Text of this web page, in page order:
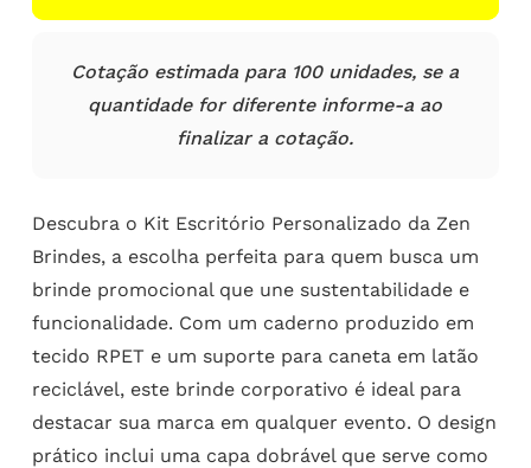
Cotação estimada para 100 unidades, se a
quantidade for diferente informe-a ao
finalizar a cotação.
Descubra o Kit Escritório Personalizado da Zen
Brindes, a escolha perfeita para quem busca um
brinde promocional que une sustentabilidade e
funcionalidade. Com um caderno produzido em
tecido RPET e um suporte para caneta em latão
reciclável, este brinde corporativo é ideal para
destacar sua marca em qualquer evento. O design
prático inclui uma capa dobrável que serve como